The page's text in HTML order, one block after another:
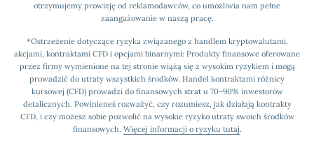
otrzymujemy prowizję od reklamodawców, co umożliwia nam pełne
zaangażowanie w naszą pracę.
*Ostrzeżenie dotyczące ryzyka związanego z handlem kryptowalutami,
akcjami, kontraktami CFD i opcjami binarnymi: Produkty finansowe oferowane
przez firmy wymienione na tej stronie wiążą się z wysokim ryzykiem i mogą
prowadzić do utraty wszystkich środków. Handel kontraktami różnicy
kursowej (CFD) prowadzi do finansowych strat u 70–90% inwestorów
detalicznych. Powinieneś rozważyć, czy rozumiesz, jak działają kontrakty
CFD, i czy możesz sobie pozwolić na wysokie ryzyko utraty swoich środków
finansowych. Więcej informacji o ryzyku tutaj.